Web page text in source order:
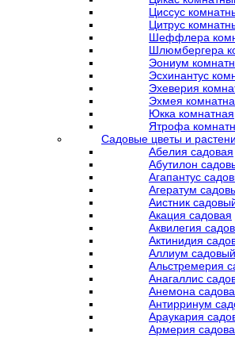
Циссус
Цитрус
Шеффлера
Шлюмбергера
Эониум
Эсхинантус
Эхеверия
Эхмея
Юкка комнатная
Ятрофа
Садовые цветы и
Абелия садовая
Абутилон
Агапантус
Агератум
Аистник
Акация садовая
Аквилегия
Актинидия
Аллиум садовый
Альстремерия
Анагаллис
Анемона
Антирринум
Араукария
Армерия